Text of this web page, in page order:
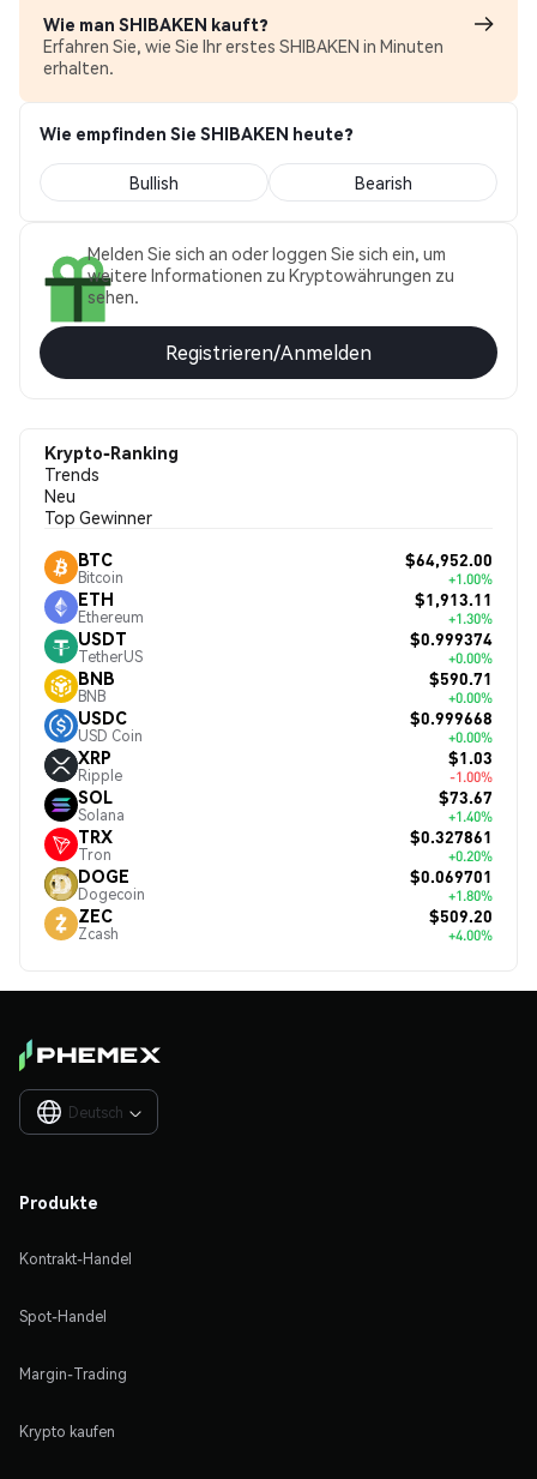
Wie man SHIBAKEN kauft?
Erfahren Sie, wie Sie Ihr erstes SHIBAKEN in Minuten
erhalten.
Wie empfinden Sie SHIBAKEN heute?
Bullish Bearish
Melden Sie sich an oder loggen Sie sich ein, um
weitere Informationen zu Kryptowährungen zu
sehen.
Registrieren/Anmelden
Krypto-Ranking
Trends
Neu
Top Gewinner
BTC
Bitcoin
$64,952.00
+1.00%
ETH
Ethereum
$1,913.11
+1.30%
USDT
TetherUS
$0.999374
+0.00%
BNB
BNB
$590.71
+0.00%
USDC
USD Coin
$0.999668
+0.00%
XRP
Ripple
$1.03
-1.00%
SOL
Solana
$73.67
+1.40%
TRX
Tron
$0.327861
+0.20%
DOGE
Dogecoin
$0.069701
+1.80%
ZEC
Zcash
$509.20
+4.00%
Deutsch 
Produkte
Kontrakt-Handel
Spot-Handel
Margin-Trading
Krypto kaufen